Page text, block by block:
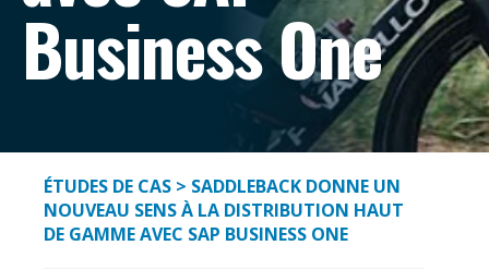
Business One
ÉTUDES DE CAS > SADDLEBACK DONNE UN
NOUVEAU SENS À LA DISTRIBUTION HAUT
DE GAMME AVEC SAP BUSINESS ONE